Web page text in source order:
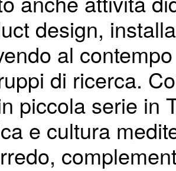
design,
al
di ricerca.
piccola serie in
e cultura